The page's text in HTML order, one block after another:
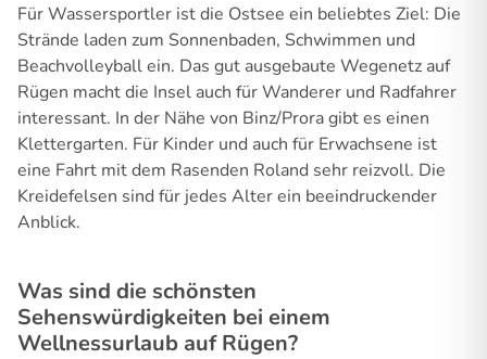
Für Wassersportler ist die Ostsee ein beliebtes Ziel: Die
Strände laden zum Sonnenbaden, Schwimmen und
Beachvolleyball ein. Das gut ausgebaute Wegenetz auf
Rügen macht die Insel auch für Wanderer und Radfahrer
interessant. In der Nähe von Binz/Prora gibt es einen
Klettergarten. Für Kinder und auch für Erwachsene ist
eine Fahrt mit dem Rasenden Roland sehr reizvoll. Die
Kreidefelsen sind für jedes Alter ein beeindruckender
Anblick.
Was sind die schönsten
Sehenswürdigkeiten bei einem
Wellnessurlaub auf Rügen?